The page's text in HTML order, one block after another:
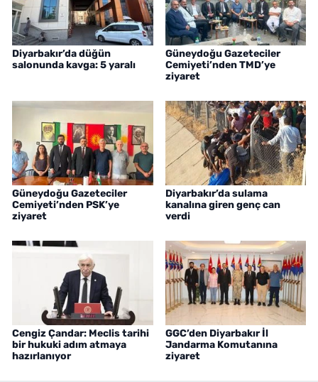
Diyarbakır’da düğün
salonunda kavga: 5 yaralı
Güneydoğu Gazeteciler
Cemiyeti’nden TMD’ye
ziyaret
Güneydoğu Gazeteciler
Cemiyeti’nden PSK’ye
ziyaret
Diyarbakır’da sulama
kanalına giren genç can
verdi
Cengiz Çandar: Meclis tarihi
bir hukuki adım atmaya
hazırlanıyor
GGC’den Diyarbakır İl
Jandarma Komutanına
ziyaret